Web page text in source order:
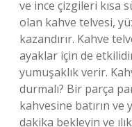
ve ince çizgileri kısa
olan kahve telvesi,
kazandırır. Kahve
ayaklar için de
yumuşaklık verir.
durmalı? Bir parça
kahvesine batırın
dakika bekleyin ve